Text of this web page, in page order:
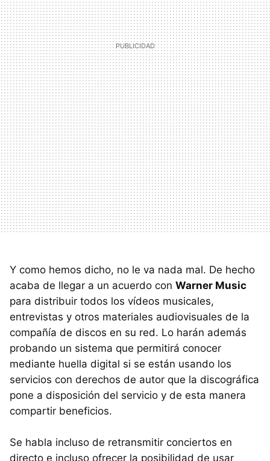
Y como hemos dicho, no le va nada mal. De hecho
acaba de llegar a un acuerdo con Warner Music
para distribuir todos los vídeos musicales,
entrevistas y otros materiales audiovisuales de la
compañía de discos en su red. Lo harán además
probando un sistema que permitirá conocer
mediante huella digital si se están usando los
servicios con derechos de autor que la discográfica
pone a disposición del servicio y de esta manera
compartir beneficios.
Se habla incluso de retransmitir conciertos en
directo e incluso ofrecer la posibilidad de usar